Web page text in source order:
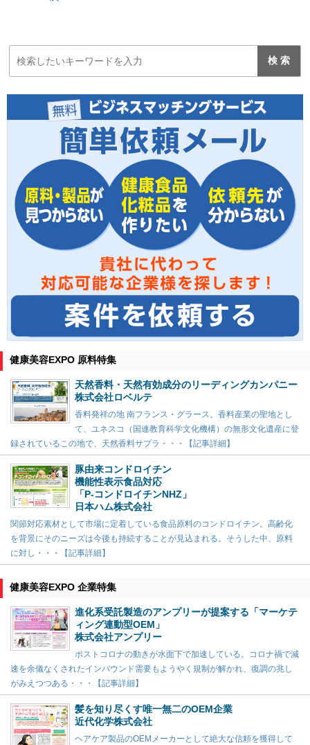
健康美容EXPO 原料特集
天然香料・天然有効成分のリーディングカンパニー
株式会社ロベルテ
香料発祥の地 南フランス・グラース。香料産業の聖地とし
て、ユネスコ（国連教育科学文化機構）の無形文化遺産に登
録されているこの地で、天然香料サプラ・・・【記事詳細】
豚由来コンドロイチン
機能性表示食品対応
「P-コンドロイチンNHZ」
日本ハム株式会社
関節対応素材として市場に定着している食品原料のコンドロイチン。高齢化
を背景にそのニーズは今後も持続することが見込まれる。そうした中、原料
に対し・・・【記事詳細】
健康美容EXPO 企業特集
進化系受託製造のアンプリーが提案する「マーケテ
ィング連動型OEM」
株式会社アンプリー
ポストコロナの動きが水面下で加速している。コロナ禍で減
速を余儀なくされたインバウンド需要もようやく規制が解かれ、復調の兆し
がみえつつある・・・【記事詳細】
髪を知り尽くす唯一無二のOEM企業
近代化学株式会社
ヘアケア製品のOEMメーカーとして絶大な信頼を獲得して